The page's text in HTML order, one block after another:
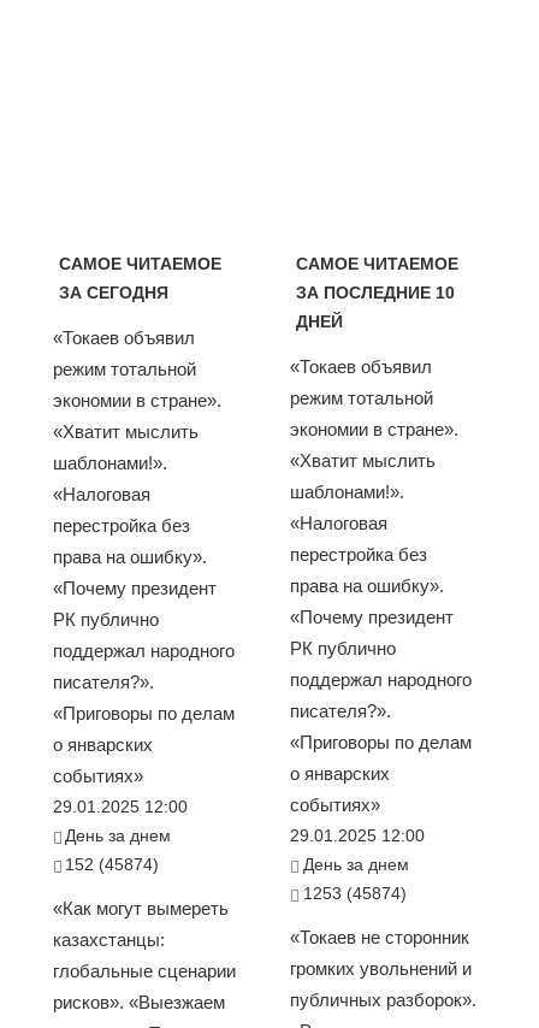
САМОЕ ЧИТАЕМОЕ
ЗА СЕГОДНЯ
«Токаев объявил
режим тотальной
экономии в стране».
«Хватит мыслить
шаблонами!».
«Налоговая
перестройка без
права на ошибку».
«Почему президент
РК публично
поддержал народного
писателя?».
«Приговоры по делам
о январских
событиях»
29.01.2025 12:00
День за днем
152 (45874)
«Как могут вымереть
казахстанцы:
глобальные сценарии
рисков». «Выезжаем
САМОЕ ЧИТАЕМОЕ
ЗА ПОСЛЕДНИЕ 10
ДНЕЙ
«Токаев объявил
режим тотальной
экономии в стране».
«Хватит мыслить
шаблонами!».
«Налоговая
перестройка без
права на ошибку».
«Почему президент
РК публично
поддержал народного
писателя?».
«Приговоры по делам
о январских
событиях»
29.01.2025 12:00
День за днем
1253 (45874)
«Токаев не сторонник
громких увольнений и
публичных разборок».